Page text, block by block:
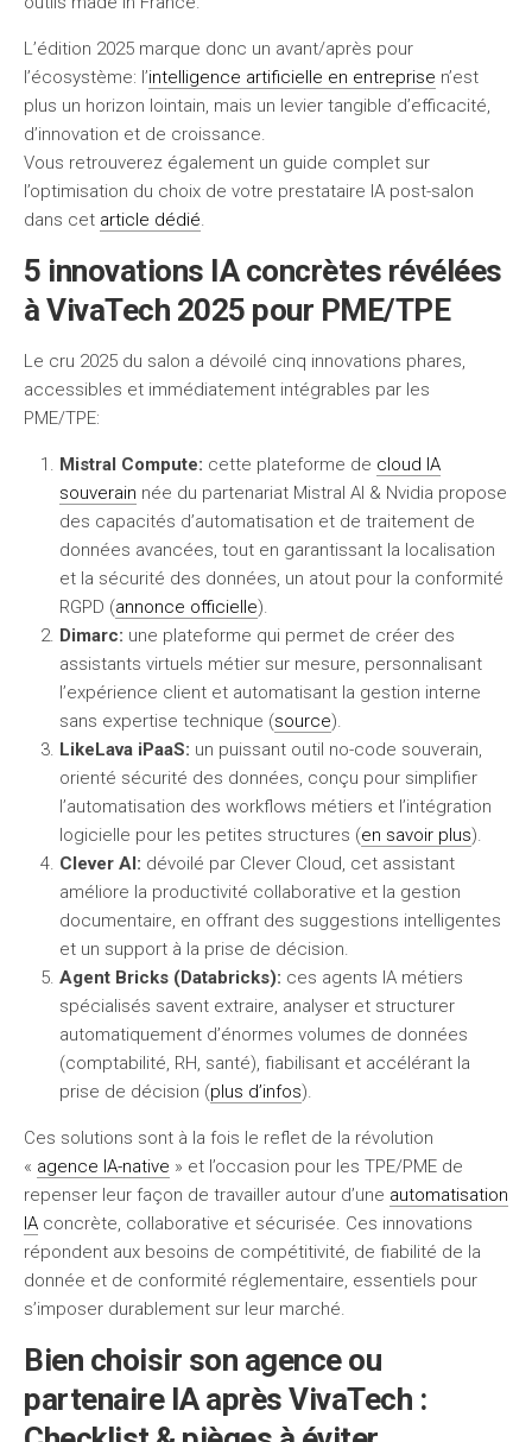
L’édition 2025 marque donc un avant/après pour
l’écosystème: l’intelligence artificielle en entreprise n’est
plus un horizon lointain, mais un levier tangible d’efficacité,
d’innovation et de croissance.
Vous retrouverez également un guide complet sur
l’optimisation du choix de votre prestataire IA post-salon
dans cet article dédié.
5 innovations IA concrètes révélées
à VivaTech 2025 pour PME/TPE
Le cru 2025 du salon a dévoilé cinq innovations phares,
accessibles et immédiatement intégrables par les
PME/TPE:
Mistral Compute: cette plateforme de cloud IA
souverain née du partenariat Mistral AI & Nvidia propose
des capacités d’automatisation et de traitement de
données avancées, tout en garantissant la localisation
et la sécurité des données, un atout pour la conformité
RGPD (annonce officielle).
Dimarc: une plateforme qui permet de créer des
assistants virtuels métier sur mesure, personnalisant
l’expérience client et automatisant la gestion interne
sans expertise technique (source).
LikeLava iPaaS: un puissant outil no-code souverain,
orienté sécurité des données, conçu pour simplifier
l’automatisation des workflows métiers et l’intégration
logicielle pour les petites structures (en savoir plus).
Clever AI: dévoilé par Clever Cloud, cet assistant
améliore la productivité collaborative et la gestion
documentaire, en offrant des suggestions intelligentes
et un support à la prise de décision.
Agent Bricks (Databricks): ces agents IA métiers
spécialisés savent extraire, analyser et structurer
automatiquement d’énormes volumes de données
(comptabilité, RH, santé), fiabilisant et accélérant la
prise de décision (plus d’infos).
Ces solutions sont à la fois le reflet de la révolution
« agence IA-native » et l’occasion pour les TPE/PME de
repenser leur façon de travailler autour d’une automatisation
IA concrète, collaborative et sécurisée. Ces innovations
répondent aux besoins de compétitivité, de fiabilité de la
donnée et de conformité réglementaire, essentiels pour
s’imposer durablement sur leur marché.
Bien choisir son agence ou
partenaire IA après VivaTech :